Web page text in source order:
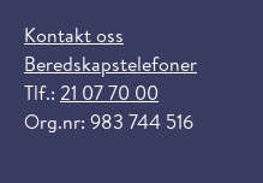
Kontakt oss
Beredskapstelefoner
Tlf.: 21 07 70 00
Org.nr: 983 744 516